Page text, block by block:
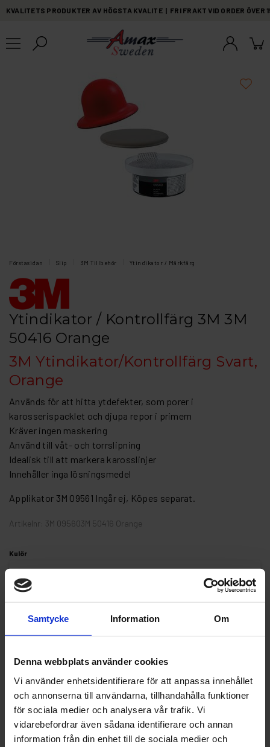
Samtycke Information Om
Denna webbplats använder cookies
Vi använder enhetsidentifierare för att anpassa innehållet
och annonserna till användarna, tillhandahålla funktioner
för sociala medier och analysera vår trafik. Vi
vidarebefordrar även sådana identifierare och annan
information från din enhet till de sociala medier och
KVALITETS PRODUKTER AV HÖGSTA KVALITE | FRI FRAKT VID ORDER
Förstasidan Slip 3M Tillbehör Ytindikator / Märkfärg
Ytindikator / Kontrollfärg 3M 3M
50416 Orange
3M Ytindikator/Kontrollfärg Svart,
Orange
Används för att hitta ytdefekter, som porer i
karosserispacklet och djupa repor i primern
Kräver ingen maskering
Använd till våt- och torrslipning
Idealisk till att markera karosslinjer
Innehåller inga lösningsmedel
Applikator 3M 09561 Ingår ej, Köpes separat.
Artikelnr: 3M 095603M 50416 Orange
Kulör
Finns i lager
346 kr
Fri frakt över 1500kr
Leverans inom 1-5 dagar